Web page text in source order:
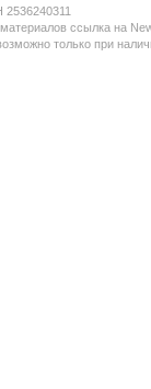
ссылка на
только при